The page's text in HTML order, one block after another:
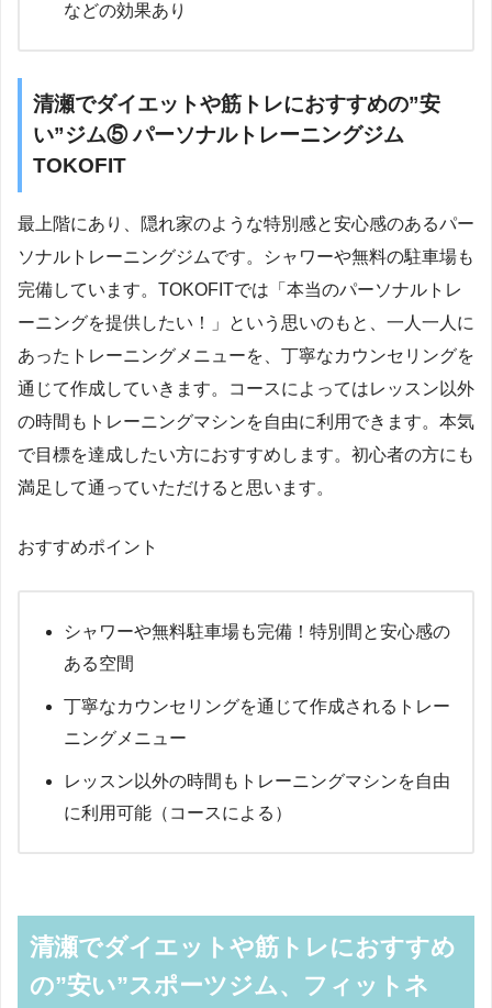
などの効果あり
清瀬でダイエットや筋トレにおすすめの”安
い”ジム⑤ パーソナルトレーニングジム
TOKOFIT
最上階にあり、隠れ家のような特別感と安心感のあるパー
ソナルトレーニングジムです。シャワーや無料の駐車場も
完備しています。TOKOFITでは「本当のパーソナルトレ
ーニングを提供したい！」という思いのもと、一人一人に
あったトレーニングメニューを、丁寧なカウンセリングを
通じて作成していきます。コースによってはレッスン以外
の時間もトレーニングマシンを自由に利用できます。本気
で目標を達成したい方におすすめします。初心者の方にも
満足して通っていただけると思います。
おすすめポイント
シャワーや無料駐車場も完備！特別間と安心感の
ある空間
丁寧なカウンセリングを通じて作成されるトレー
ニングメニュー
レッスン以外の時間もトレーニングマシンを自由
に利用可能（コースによる）
清瀬でダイエットや筋トレにおすすめ
の”安い”スポーツジム、フィットネ